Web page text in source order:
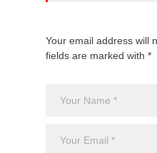
Your email address will
fields are marked with *